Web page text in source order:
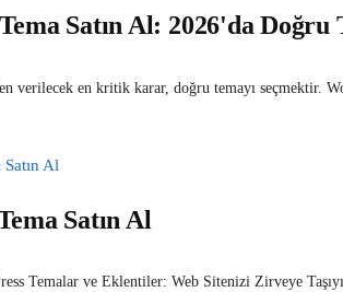
Satın Al: 2026'da
verilecek en kritik karar, doğru temayı seçmektir.
Satın Al
Temalar ve Eklentiler: Web Sitenizi Zirveye